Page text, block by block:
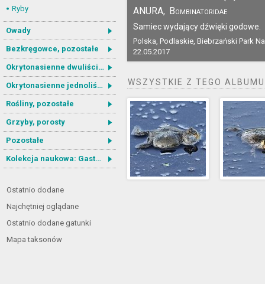
Ryby
Owady
Bezkręgowce, pozostałe
Okrytonasienne dwuliścienne
Okrytonasienne jednoliścienne
Rośliny, pozostałe
Grzyby, porosty
Pozostałe
Kolekcja naukowa: Gastrotricha
Ostatnio dodane
Najchętniej oglądane
Ostatnio dodane gatunki
Mapa taksonów
ANURA, Bombinatoridae
Samiec wydający dźwięki godowe.
Polska, Podlaskie, Biebrzański Park
22.05.2017
WSZYSTKIE Z TEGO ALBUMU